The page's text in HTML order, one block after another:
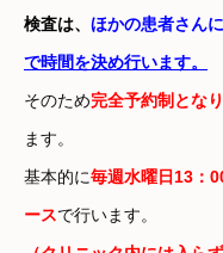
検査は、 ほかの患者さん
で時間を決め行います。
そのため完全予約制とな
ます。
基本的に毎週水曜日13：
ースで行います。